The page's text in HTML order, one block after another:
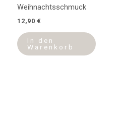
Weihnachtsschmuck
12,90 €
In den
Warenkorb